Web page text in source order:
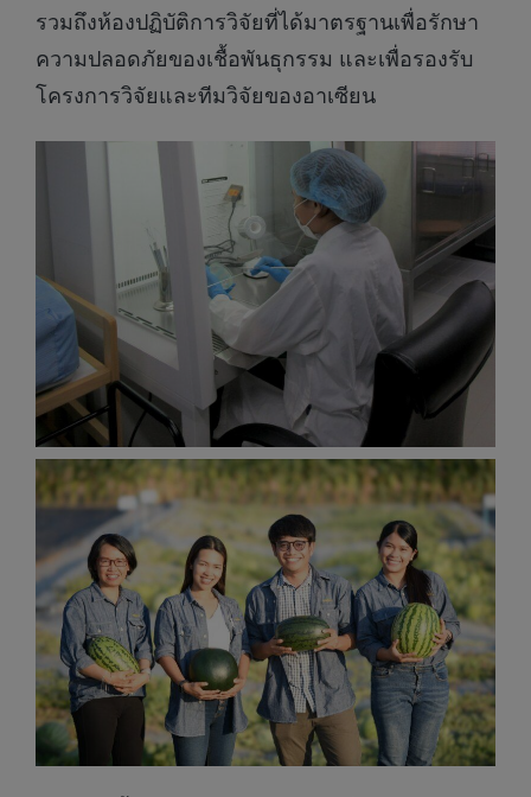
รวมถึงห้องปฏิบัติการวิจัยที่ได้มาตรฐานเพื่อรักษา
ความปลอดภัยของเชื้อพันธุกรรม และเพื่อรองรับ
โครงการวิจัยและทีมวิจัยของอาเซียน